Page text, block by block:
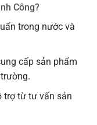
Công?
trong nước và
cấp sản phẩm
trợ từ tư vấn sản